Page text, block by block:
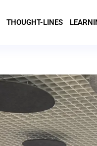
THOUGHT-LINES